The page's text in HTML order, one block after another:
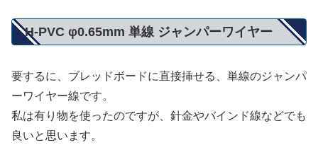
H-PVC φ0.65mm 単線 ジャンパーワイヤー
要するに、ブレッドボードに直接挿せる、単線のジャンパ
ーワイヤー線です。
私は有り物を使ったのですが、針金やバインド線などでも
良いと思います。